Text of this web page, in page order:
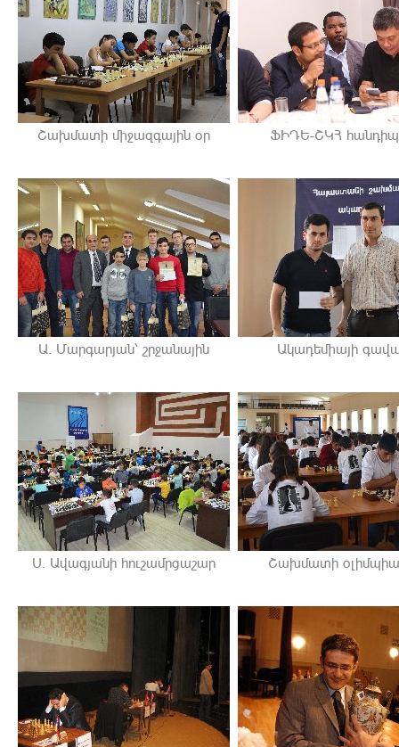
Շախմատի միջազգային օր ՖԻԴԵ-ՇԿՀ
Ա. Մարգարյան՝ շրջանային Ակադեմիայի
Ս. Ավագյանի հուշամրցաշար Շախմատի